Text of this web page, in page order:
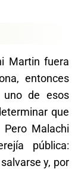
Martin fuera
entonces
uno de esos
que
Malachi
pública:
y, por